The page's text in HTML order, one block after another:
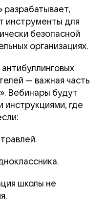
разрабатывает,
инструменты для
безопасной
организациях.
— важная часть
Вебинары будут
инструкциями, где
школы не